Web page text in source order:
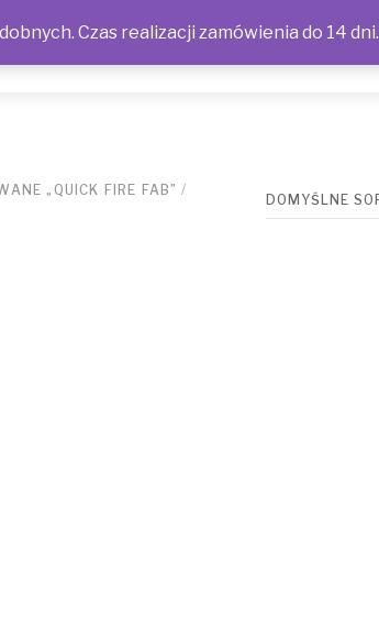
„QUICK FIRE FAB” /
Czas realizacji zamówienia do 14 dni.